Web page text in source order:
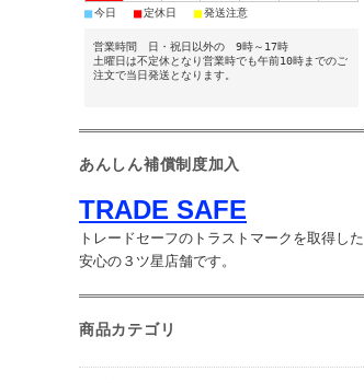
■今日 ■定休日 ■発送注意
営業時間 日・祝日以外の 9時～17時
土曜日は不定休となり営業時でも午前10時までのご
注文で当日発送となります。
あんしん補償制度加入
TRADE SAFE
トレードセーフのトラストマークを取得した
安心の３ツ星店舗です。
商品カテゴリ